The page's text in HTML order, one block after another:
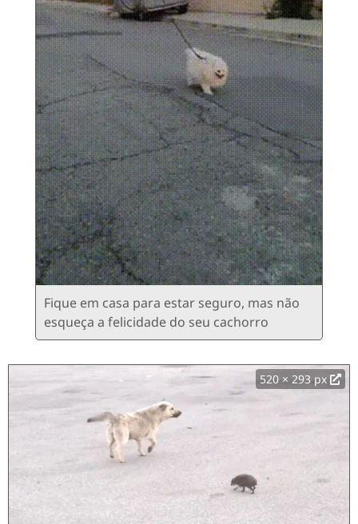
Fique em casa para estar seguro, mas não
esqueça a felicidade do seu cachorro
520 × 293 px